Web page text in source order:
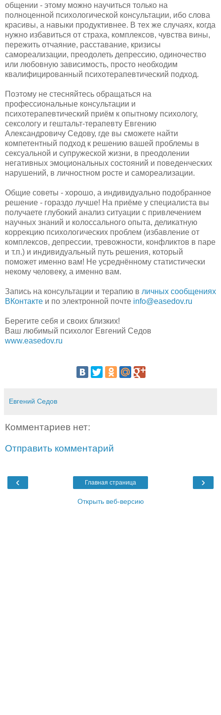
общении - этому можно научиться только на
полноценной психологической консультации, ибо слова
красивы, а навыки продуктивнее. В тех же случаях, когда
нужно избавиться от страха, комплексов, чувства вины,
пережить отчаяние, расставание, кризисы
самореализации, преодолеть депрессию, одиночество
или любовную зависимость, просто необходим
квалифицированный психотерапевтический подход.
Поэтому не стесняйтесь обращаться на
профессиональные консультации и
психотерапевтический приём к опытному психологу,
сексологу и гештальт-терапевту Евгению
Александровичу Седову, где вы сможете найти
компетентный подход к решению вашей проблемы в
сексуальной и супружеской жизни, в преодолении
негативных эмоциональных состояний и поведенческих
нарушений, в личностном росте и самореализации.
Общие советы - хорошо, а индивидуально подобранное
решение - гораздо лучше! На приёме у специалиста вы
получаете глубокий анализ ситуации с привлечением
научных знаний и колоссального опыта, деликатную
коррекцию психологических проблем (избавление от
комплексов, депрессии, тревожности, конфликтов в паре
и т.п.) и индивидуальный путь решения, который
поможет именно вам! Не усреднённому статистически
некому человеку, а именно вам.
Запись на консультации и терапию в личных сообщениях
ВКонтакте и по электронной почте info@easedov.ru
Берегите себя и своих близких!
Ваш любимый психолог Евгений Седов
www.easedov.ru
Евгений Седов
Комментариев нет:
Отправить комментарий
‹ ›
Главная страница
Открыть веб-версию